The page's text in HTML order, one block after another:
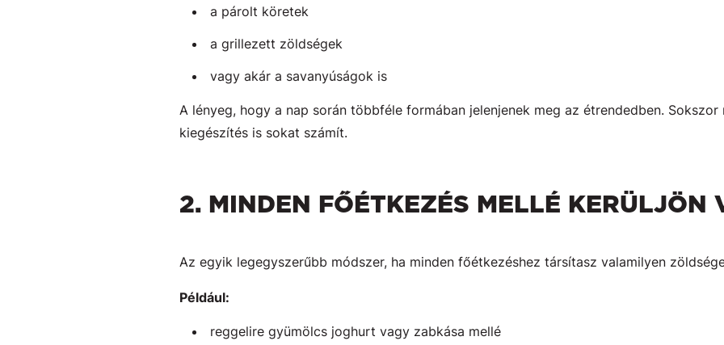
a párolt köretek
a grillezett zöldségek
vagy akár a savanyúságok is
A lényeg, hogy a nap során többféle formában jelenjenek meg az étrendedben.
kiegészítés is sokat számít.
2. MINDEN FŐÉTKEZÉS MELLÉ KERÜLJÖN
Az egyik legegyszerűbb módszer, ha minden főétkezéshez társítasz valamilyen
Például:
reggelire gyümölcs joghurt vagy zabkása mellé